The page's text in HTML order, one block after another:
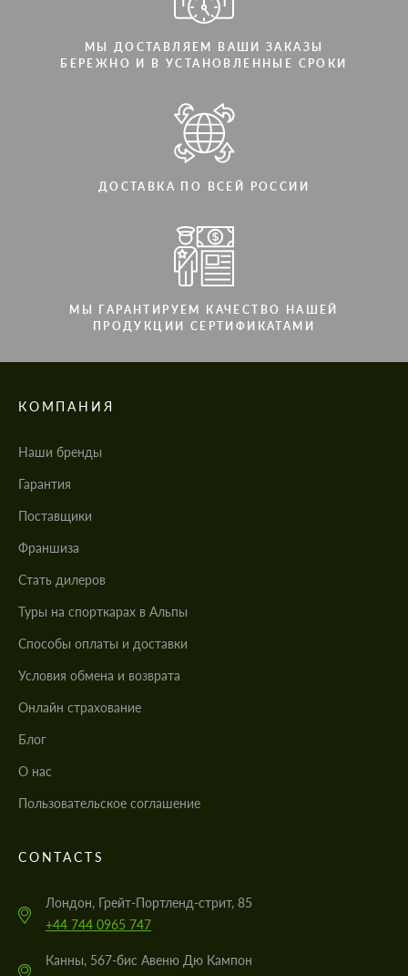
МЫ ДОСТАВЛЯЕМ ВАШИ ЗАКАЗЫ
БЕРЕЖНО И В УСТАНОВЛЕННЫЕ СРОКИ
ДОСТАВКА ПО ВСЕЙ РОССИИ
МЫ ГАРАНТИРУЕМ КАЧЕСТВО НАШЕЙ
ПРОДУКЦИИ СЕРТИФИКАТАМИ
КОМПАНИЯ
Наши бренды
Гарантия
Поставщики
Франшиза
Стать дилеров
Туры на спорткарах в Альпы
Cпособы оплаты и доставки
Условия обмена и возврата
Онлайн страхование
Блог
О нас
Пользовательское соглашение
CONTACTS
Лондон, Грейт-Портленд-стрит, 85
+44 744 0965 747
Канны, 567-бис Авеню Дю Кампон
СВЯЖИТЕСЬ СО МНОЙ
СВЯЖИТЕСЬ СО МНОЙ